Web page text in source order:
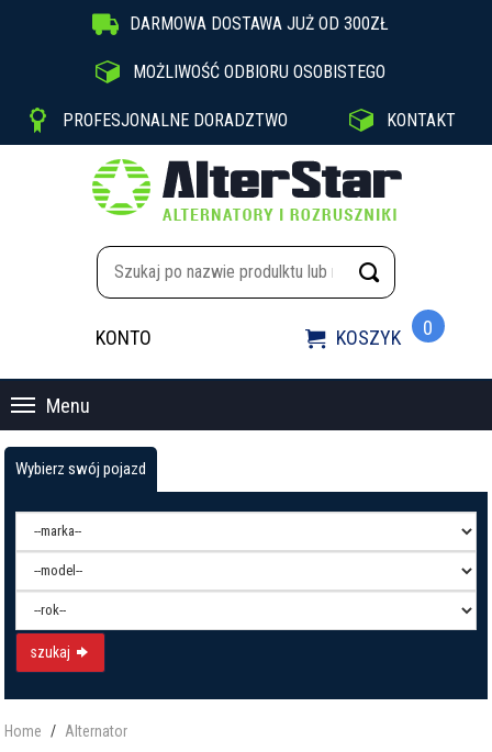
 DARMOWA DOSTAWA JUŻ OD 300ZŁ
 MOŻLIWOŚĆ ODBIORU OSOBISTEGO
 PROFESJONALNE DORADZTWO  KONTAKT
KONTO  KOSZYK 0
Menu
Wybierz swój pojazd
szukaj
Home Alternator